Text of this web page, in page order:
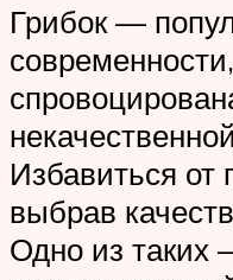
Грибок —
Избавиться от
выбрав
Одно из таких